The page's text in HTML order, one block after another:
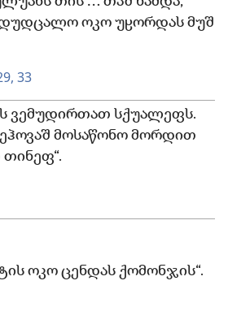
ოკო უჸორდას მუშ
33
ვემუდირთათ სქუალეფს.
მოსაწონო მორდით
ოკო ცენდას ქომონჯის“.